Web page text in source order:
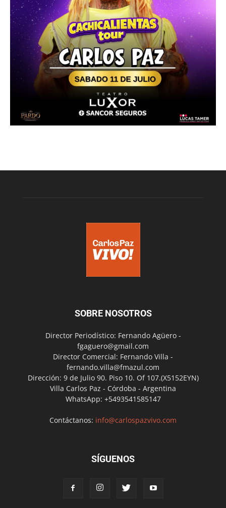
SOBRE NOSOTROS
Director Periodístico: Fernando Agüero -
fgaguero@gmail.com
Director Comercial: Fernando Villa -
fernando.villa@fmazul.com
Dirección: 9 de Julio 90. Piso 10. Of 107.(X5152EYN)
Villa Carlos Paz - Córdoba - Argentina
WhatsApp: +5493541585147
Contáctanos: info@carlospazvivo.com
SÍGUENOS